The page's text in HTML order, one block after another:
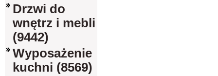
Drzwi do
wnętrz i mebli
(9442)
Wyposażenie
kuchni (8569)